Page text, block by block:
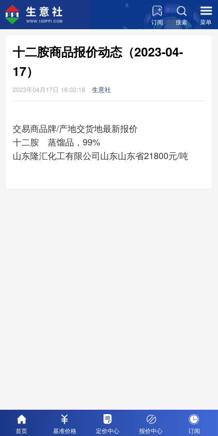
订阅 搜索 菜单
十二胺商品报价动态（2023-04-
17）
2023年04月17日 16:02:18 生意社
交易商品牌/产地交货地最新报价
十二胺 蒸馏品，99%
山东隆汇化工有限公司山东山东省21800元/吨
首页 基准价格 定价中心 报价中心 订阅